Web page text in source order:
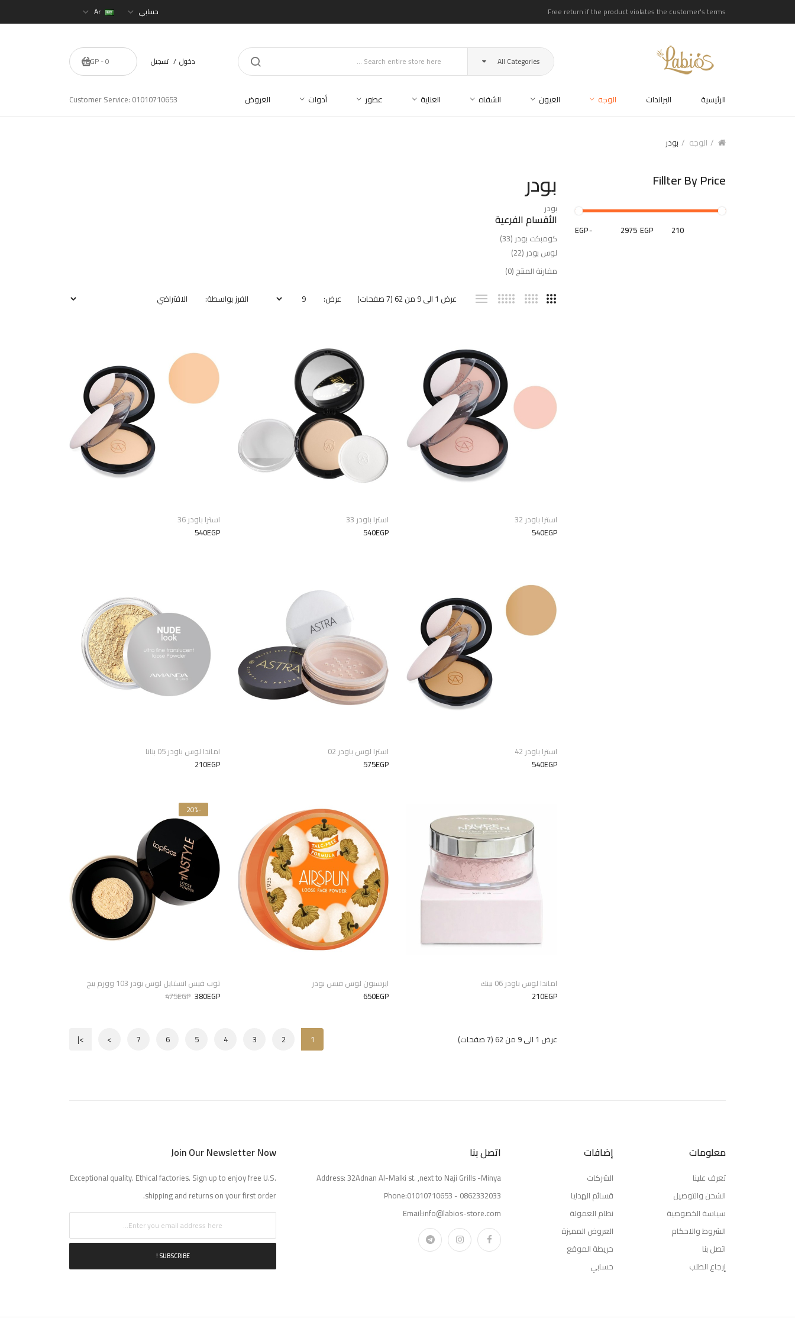
Free return if the product violates the customer's terms حسابي Ar
دخول تسجيل 0 - 0EGP All Categories
الرئيسية البراندات الوجه العيون الشفاه العناية عطور أدوات العروض Customer Service: 01010710653
الوجه بودر
Fillter By Price
EGP- EGP
بودر
بودر
الأقسام الفرعية
كومبكت بودر (33)
لوس بودر (22)
مقارنة المنتج (0)
عرض 1 الى 9 من 62 (7 صفحات)
الفرز بواسطة: عرض:
استرا باودر 32
540EGP
استرا باودر 33
540EGP
استرا باودر 36
540EGP
استرا باودر 42
540EGP
استرا لوس باودر 02
575EGP
اماندا لوس باودر 05 بنانا
210EGP
اماندا لوس باودر 06 بينك
210EGP
ايرسبون لوس فيس بودر
650EGP
-20%
توب فيس انستايل لوس بودر 103 وورم بيج
380EGP
475EGP
1
2
3
4
5
6
7
>
>| عرض 1 الى 9 من 62 (7 صفحات)
معلومات
تعرف علينا
الشحن والتوصيل
سياسة الخصوصية
الشروط والاحكام
اتصل بنا
إرجاع الطلب
إضافات
الشركات
قسائم الهدايا
نظام العمولة
العروض المميزة
خريطة الموقع
حسابي
اتصل بنا
Address: 32Adnan Al-Malki st. ,next to Naji Grills -Minya
Phone:01010710653 - 0862332033
Email:info@labios-store.com
Join Our Newsletter Now
Exceptional quality. Ethical factories. Sign up to enjoy free U.S.
shipping and returns on your first order.
SUBSCRIBE !